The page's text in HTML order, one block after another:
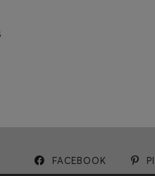
FACEBOOK